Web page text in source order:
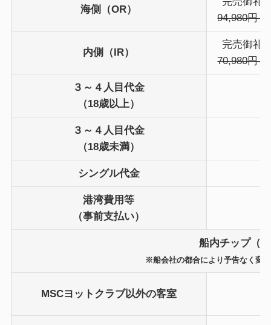
海側（OR）
94,980円～
内側（IR）
完売御礼
70,980円～
３～４人目代金
（18歳以上）
３～４人目代金
（18歳未満）
シングル代金
港湾費用等
（事前支払い）
船内チップ（
※船会社の都合により予告なく変
MSCヨットクラブ以外の客室